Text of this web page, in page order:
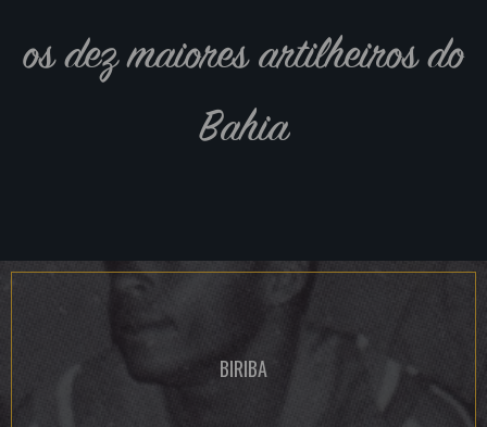
os dez maiores artilheiros do
Bahia
BIRIBA